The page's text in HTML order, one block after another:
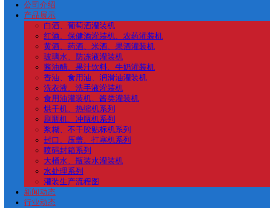
公司介绍
产品展示
白酒、葡萄酒灌装机
红酒、保健酒灌装机、农药灌装机
黄酒、药酒、米酒、果酒灌装机
玻璃水、防冻液灌装机
酱油醋、果汁饮料、牛奶灌装机
香油、食用油、润滑油灌装机
洗衣液、洗手液灌装机
食用油灌装机、酱类灌装机
烘干机、热缩机系列
刷瓶机、冲瓶机系列
浆糊、不干胶贴标机系列
封口、压盖、打塞机系列
喷码封箱系列
大桶水、瓶装水灌装机
水处理系列
灌装生产流程图
新闻动态
行业动态